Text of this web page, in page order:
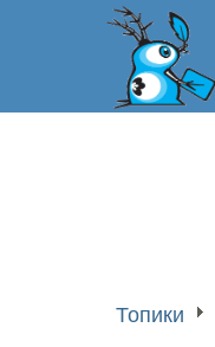
Топики